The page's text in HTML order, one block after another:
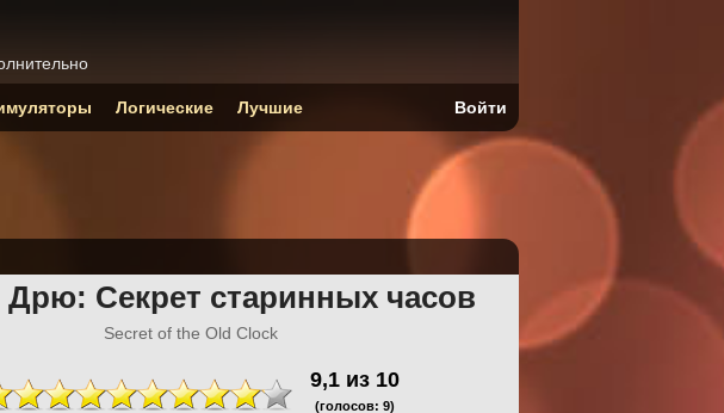
Дрю: Секрет старинных часов
Secret of the Old Clock
9,1 из 10
(голосов: 9)
Логические Лучшие Войти